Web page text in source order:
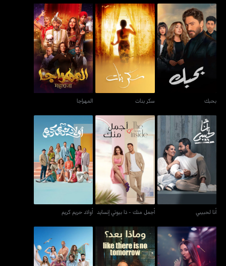
بحبك
بحبك
سكر بنات
سكر بنات
المهراجا
المهراجا
أنا لحبيبي
أنا لحبيبي
أجمل منك - ذا بيوتي إنسايد
أجمل منك - ذا بيوتي إنسايد
أولاد حريم كريم
أولاد حريم كريم